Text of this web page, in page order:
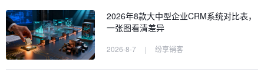
2026年8款大中型企业CRM系统对比表，
一张图看清差异
2026-8-7 | 纷享销客